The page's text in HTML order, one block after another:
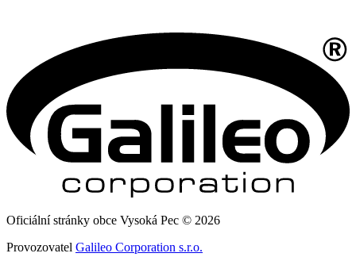
Oficiální stránky obce Vysoká Pec © 2026
Provozovatel Galileo Corporation s.r.o.